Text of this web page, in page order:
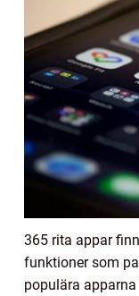
365 rita appar
funktioner som
populära